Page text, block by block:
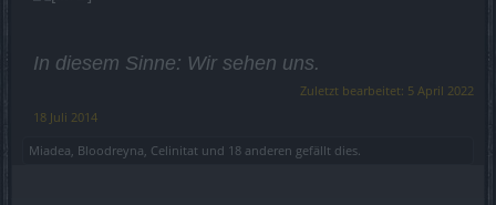
In diesem Sinne: Wir sehen uns.
Zuletzt bearbeitet: 5 April 2022
18 Juli 2014
Miadea Bloodreyna Celinitat und 18 anderen gefällt dies.